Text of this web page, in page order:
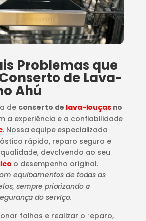
Problemas que
de Lava-
Ahú
de conserto de lava-louçasno
a experiência e a confiabilidade
. Nossa equipe especializada
rápido, reparo seguro e
devolvendo ao seu
o desempenho original.
equipamentos de todas as
sempre priorizando a
do serviço.
falhas e realizar o reparo,